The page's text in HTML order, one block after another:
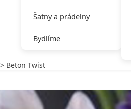
Šatny a prádelny
Bydlíme
> Beton Twist